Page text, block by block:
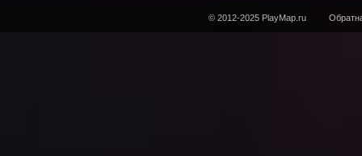
© 2012-2025 PlayMap.ru